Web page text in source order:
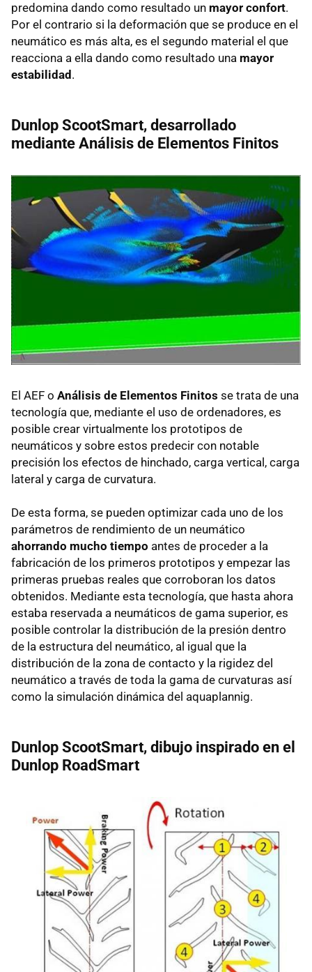
predomina dando como resultado un mayor confort.
Por el contrario si la deformación que se produce en el
neumático es más alta, es el segundo material el que
reacciona a ella dando como resultado una mayor
estabilidad .
Dunlop ScootSmart, desarrollado
mediante Análisis de Elementos Finitos
El AEF o Análisis de Elementos Finitos se trata de una
tecnología que, mediante el uso de ordenadores, es
posible crear virtualmente los prototipos de
neumáticos y sobre estos predecir con notable
precisión los efectos de hinchado, carga vertical, carga
lateral y carga de curvatura.
De esta forma, se pueden optimizar cada uno de los
parámetros de rendimiento de un neumático
ahorrando mucho tiempo antes de proceder a la
fabricación de los primeros prototipos y empezar las
primeras pruebas reales que corroboran los datos
obtenidos. Mediante esta tecnología, que hasta ahora
estaba reservada a neumáticos de gama superior, es
posible controlar la distribución de la presión dentro
de la estructura del neumático, al igual que la
distribución de la zona de contacto y la rigidez del
neumático a través de toda la gama de curvaturas así
como la simulación dinámica del aquaplannig.
Dunlop ScootSmart, dibujo inspirado en el
Dunlop RoadSmart